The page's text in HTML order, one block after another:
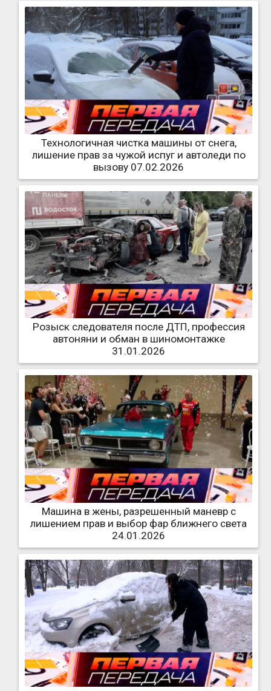
Технологичная чистка машины от снега,
лишение прав за чужой испуг и автоледи по
вызову 07.02.2026
Розыск следователя после ДТП, профессия
автоняни и обман в шиномонтажке
31.01.2026
Машина в жены, разрешенный маневр с
лишением прав и выбор фар ближнего света
24.01.2026